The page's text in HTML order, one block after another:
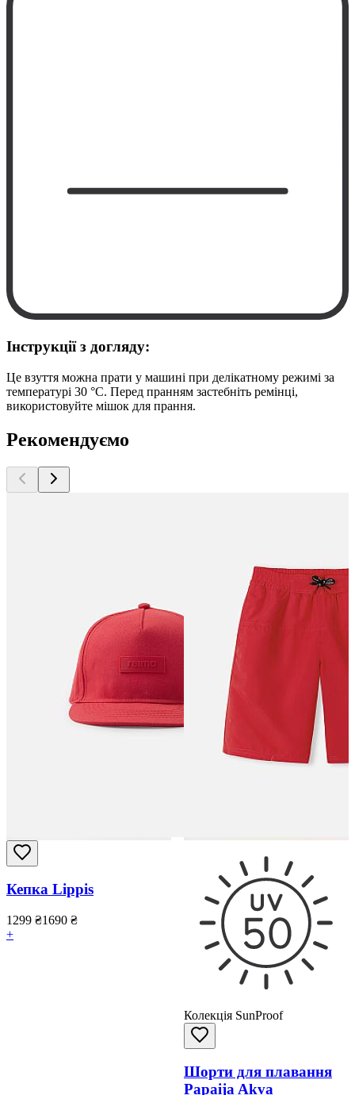
Інструкції з догляду:
Це взуття можна прати у машині при делікатному режимі за
температурі 30 °C. Перед пранням застебніть ремінці,
використовуйте мішок для прання.
Рекомендуємо
Кепка Lippis
1299 ₴1690 ₴
+
Колекція SunProof
Шорти для плавання
Papaija Akva